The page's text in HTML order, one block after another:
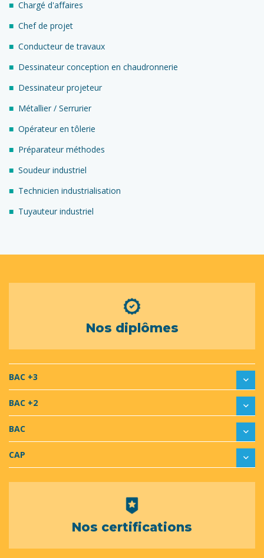
Chargé d'affaires
Chef de projet
Conducteur de travaux
Dessinateur conception en chaudronnerie
Dessinateur projeteur
Métallier / Serrurier
Opérateur en tôlerie
Préparateur méthodes
Soudeur industriel
Technicien industrialisation
Tuyauteur industriel
Nos diplômes
BAC +3
BAC +2
BAC
CAP
Nos certifications